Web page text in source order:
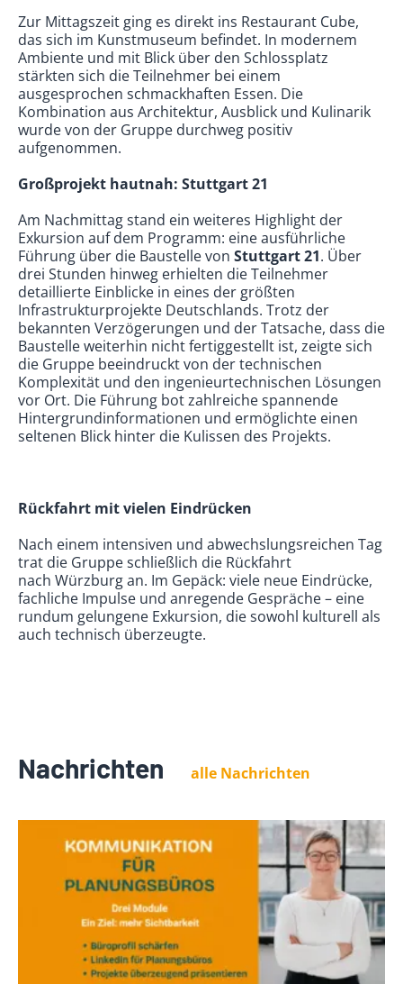
Zur Mittagszeit ging es direkt ins Restaurant Cube,
das sich im Kunstmuseum befindet. In modernem
Ambiente und mit Blick über den Schlossplatz
stärkten sich die Teilnehmer bei einem
ausgesprochen schmackhaften Essen. Die
Kombination aus Architektur, Ausblick und Kulinarik
wurde von der Gruppe durchweg positiv
aufgenommen.
Großprojekt hautnah: Stuttgart 21
Am Nachmittag stand ein weiteres Highlight der
Exkursion auf dem Programm: eine ausführliche
Führung über die Baustelle von Stuttgart 21. Über
drei Stunden hinweg erhielten die Teilnehmer
detaillierte Einblicke in eines der größten
Infrastrukturprojekte Deutschlands. Trotz der
bekannten Verzögerungen und der Tatsache, dass die
Baustelle weiterhin nicht fertiggestellt ist, zeigte sich
die Gruppe beeindruckt von der technischen
Komplexität und den ingenieurtechnischen Lösungen
vor Ort. Die Führung bot zahlreiche spannende
Hintergrundinformationen und ermöglichte einen
seltenen Blick hinter die Kulissen des Projekts.
Rückfahrt mit vielen Eindrücken
Nach einem intensiven und abwechslungsreichen Tag
trat die Gruppe schließlich die Rückfahrt
nach Würzburg an. Im Gepäck: viele neue Eindrücke,
fachliche Impulse und anregende Gespräche – eine
rundum gelungene Exkursion, die sowohl kulturell als
auch technisch überzeugte.
Nachrichten alle Nachrichten